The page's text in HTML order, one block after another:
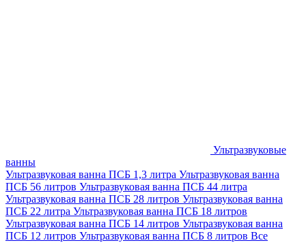
Ультразвуковые
ванны
Ультразвуковая ванна ПСБ 1,3 литра Ультразвуковая ванна
ПСБ 56 литров Ультразвуковая ванна ПСБ 44 литра
Ультразвуковая ванна ПСБ 28 литров Ультразвуковая ванна
ПСБ 22 литра Ультразвуковая ванна ПСБ 18 литров
Ультразвуковая ванна ПСБ 14 литров Ультразвуковая ванна
ПСБ 12 литров Ультразвуковая ванна ПСБ 8 литров Все